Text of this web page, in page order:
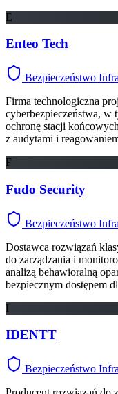
E
Enteo Tech
Bezpieczeństwo
Firma technologiczna
cyberbezpieczeństwa, w
ochronę stacji
z audytami i
F
Fudo Security
Bezpieczeństwo
Dostawca rozwiązań
do zarządzania i
analizą behawioralną
bezpiecznym dostępem
I
IDENTT
Bezpieczeństwo